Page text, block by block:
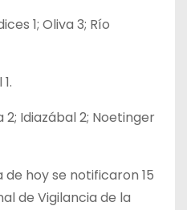
1; Oliva 3; Río
2; Idiazábal 2; Noetinger
hoy se notificaron 15
de Vigilancia de la